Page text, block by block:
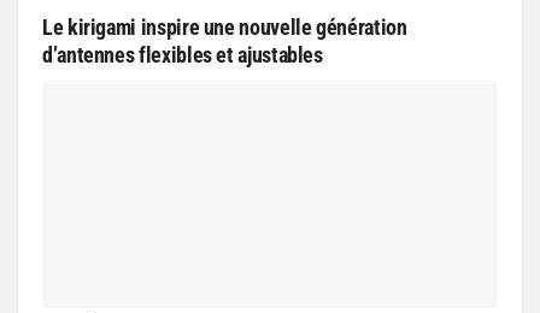
Le kirigami inspire une nouvelle génération
d’antennes flexibles et ajustables